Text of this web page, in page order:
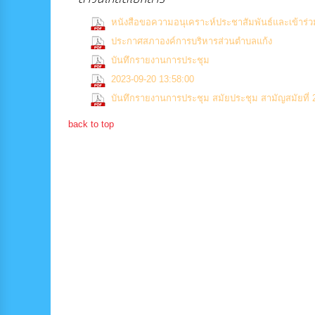
หนังสือขอความอนุเคราะห์ประชาสัมพันธ์และเข้าร่
ประกาศสภาองค์การบริหารส่วนตำบลแก้ง
บันทึกรายงานการประชุม
2023-09-20 13:58:00
บันทึกรายงานการประชุม สมัยประชุม สามัญสมัยที่
back to top